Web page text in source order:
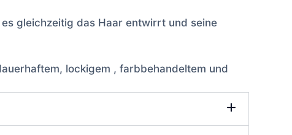
gleichzeitig das Haar entwirrt und seine
lockigem , farbbehandeltem und